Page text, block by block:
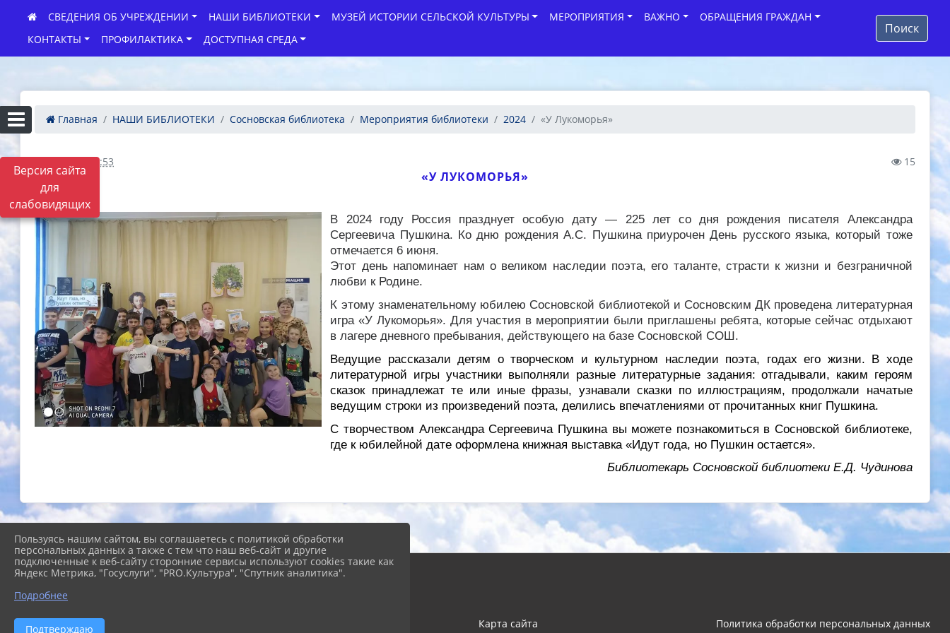
Версия сайта
для
слабовидящих
СВЕДЕНИЯ ОБ УЧРЕЖДЕНИИ НАШИ БИБЛИОТЕКИ МУЗЕЙ ИСТОРИИ СЕЛЬСКОЙ КУЛЬТУРЫ МЕРОПРИЯТИЯ ВАЖНО
ОБРАЩЕНИЯ ГРАЖДАН
КОНТАКТЫ
ПРОФИЛАКТИКА ДОСТУПНАЯ СРЕДА
Поиск
Главная НАШИ БИБЛИОТЕКИ Сосновская библиотека Мероприятия библиотеки 2024 «У Лукоморья»
21.06.2024 03:53 15
«У ЛУКОМОРЬЯ»
В 2024 году Россия празднует особую дату — 225 лет со дня рождения писателя Александра
Сергеевича Пушкина. Ко дню рождения А.С. Пушкина приурочен День русского языка, который тоже
отмечается 6 июня.
Этот день напоминает нам о великом наследии поэта, его таланте, страсти к жизни и безграничной
любви к Родине.
К этому знаменательному юбилею Сосновской библиотекой и Сосновским ДК проведена литературная
игра «У Лукоморья». Для участия в мероприятии были приглашены ребята, которые сейчас отдыхают
в лагере дневного пребывания, действующего на базе Сосновской СОШ.
Ведущие рассказали детям о творческом и культурном наследии поэта, годах его жизни. В ходе
литературной игры участники выполняли разные литературные задания: отгадывали, каким героям
сказок принадлежат те или иные фразы, узнавали сказки по иллюстрациям, продолжали начатые
ведущим строки из произведений поэта, делились впечатлениями от прочитанных книг Пушкина.
С творчеством Александра Сергеевича Пушкина вы можете познакомиться в Сосновской библиотеке,
где к юбилейной дате оформлена книжная выставка «Идут года, но Пушкин остается».
Библиотекарь Сосновской библиотеки Е.Д. Чудинова
2026 г. cb-kgo.ru Карта сайта Политика обработки персональных данных
Пользуясь нашим сайтом, вы соглашаетесь с политикой обработки
персональных данных а также с тем что наш веб-сайт и другие
подключенные к веб-сайту сторонние сервисы используют cookies такие как
Яндекс Метрика, "Госуслуги", "PRO.Культура", "Спутник аналитика".
Подробнее
Подтверждаю